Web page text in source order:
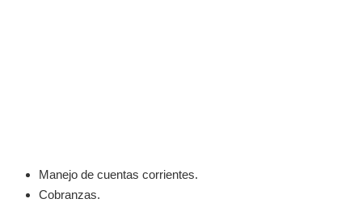
Manejo de cuentas corrientes.
Cobranzas.